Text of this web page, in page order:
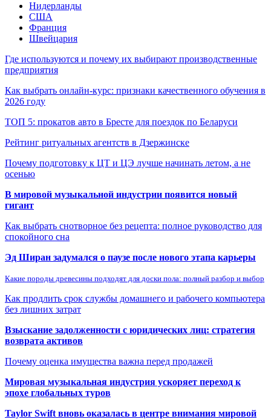
Нидерланды
США
Франция
Швейцария
Где используются и почему их выбирают производственные
предприятия
Как выбрать онлайн-курс: признаки качественного обучения в
2026 году
ТОП 5: прокатов авто в Бресте для поездок по Беларуси
Рейтинг ритуальных агентств в Дзержинске
Почему подготовку к ЦТ и ЦЭ лучше начинать летом, а не
осенью
В мировой музыкальной индустрии появится новый
гигант
Как выбрать снотворное без рецепта: полное руководство для
спокойного сна
Эд Ширан задумался о паузе после нового этапа карьеры
Какие породы древесины подходят для доски пола: полный разбор и выбор
Как продлить срок службы домашнего и рабочего компьютера
без лишних затрат
Взыскание задолженности с юридических лиц: стратегия
возврата активов
Почему оценка имущества важна перед продажей
Мировая музыкальная индустрия ускоряет переход к
эпохе глобальных туров
Taylor Swift вновь оказалась в центре внимания мировой